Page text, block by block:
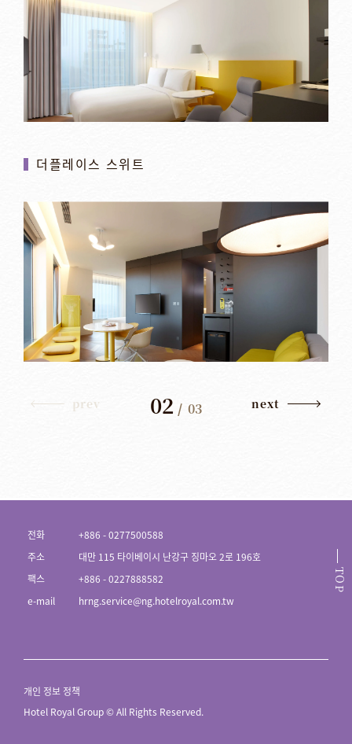
더플레이스 스위트
prev 02 /03 next
TOP
전화
+886 - 0277500588
주소
대만 115 타이베이시 난강구 징마오 2로 196호
팩스
+886 - 0227888582
e-mail
hrng.service@ng.hotelroyal.com.tw
개인 정보 정책
Hotel Royal Group © All Rights Reserved.